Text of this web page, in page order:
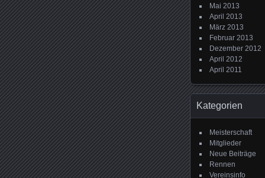
Mai 2013
April 2013
März 2013
Februar 2013
Dezember 2012
April 2012
April 2011
Kategorien
Meisterschaft
Mitglieder
Neue Beiträge
Rennen
Vereinsinfo